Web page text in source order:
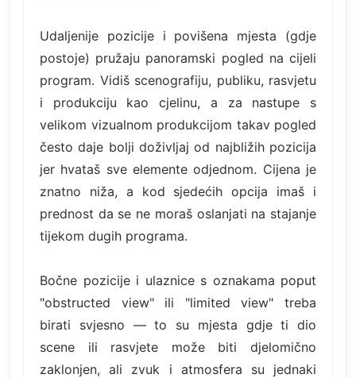
Udaljenije pozicije i povišena mjesta (gdje
postoje) pružaju panoramski pogled na cijeli
program. Vidiš scenografiju, publiku, rasvjetu
i produkciju kao cjelinu, a za nastupe s
velikom vizualnom produkcijom takav pogled
često daje bolji doživljaj od najbližih pozicija
jer hvataš sve elemente odjednom. Cijena je
znatno niža, a kod sjedećih opcija imaš i
prednost da se ne moraš oslanjati na stajanje
tijekom dugih programa.
Bočne pozicije i ulaznice s oznakama poput
"obstructed view" ili "limited view" treba
birati svjesno — to su mjesta gdje ti dio
scene ili rasvjete može biti djelomično
zaklonjen, ali zvuk i atmosfera su jednaki